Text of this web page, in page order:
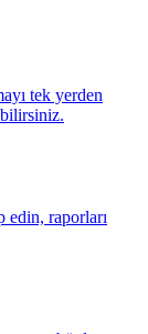
tek yerden
edin, raporları